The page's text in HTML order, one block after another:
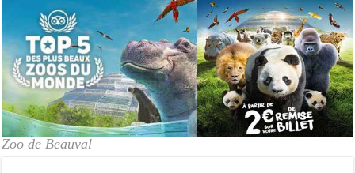
Zoo de Beauval